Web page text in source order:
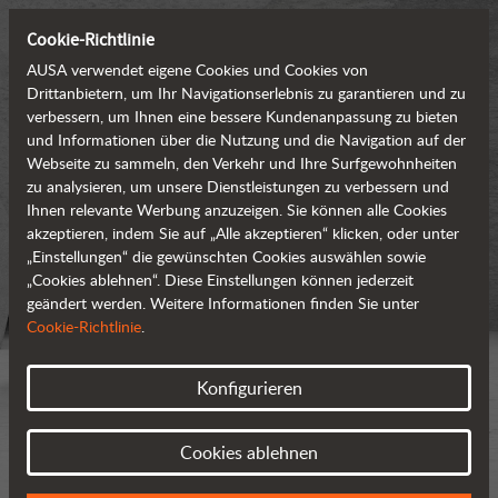
Cookie-Richtlinie
AUSA verwendet eigene Cookies und Cookies von
Drittanbietern, um Ihr Navigationserlebnis zu garantieren und zu
verbessern, um Ihnen eine bessere Kundenanpassung zu bieten
und Informationen über die Nutzung und die Navigation auf der
Webseite zu sammeln, den Verkehr und Ihre Surfgewohnheiten
zu analysieren, um unsere Dienstleistungen zu verbessern und
Ihnen relevante Werbung anzuzeigen. Sie können alle Cookies
akzeptieren, indem Sie auf „Alle akzeptieren“ klicken, oder unter
„Einstellungen“ die gewünschten Cookies auswählen sowie
„Cookies ablehnen“. Diese Einstellungen können jederzeit
geändert werden. Weitere Informationen finden Sie unter
Cookie-Richtlinie.
Konfigurieren
Cookies ablehnen